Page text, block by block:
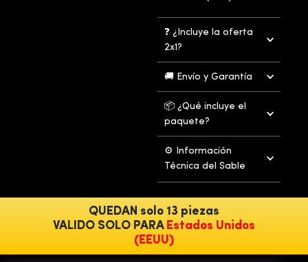
❓ ¿Incluye la oferta
2x1?
🚚 Envío y Garantía
📦 ¿Qué incluye el
paquete?
⚙️ Información
Técnica del Sable
QUEDAN solo 13 piezas
VALIDO SOLO PARA Estados Unidos
(EEUU)